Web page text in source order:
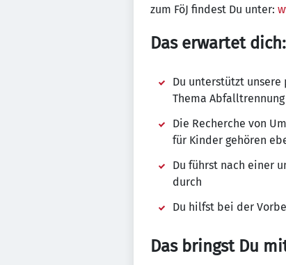
zum FöJ findest Du unter:
Das erwartet dich:
Du unterstützt
Thema Abfalltrennung
Die Recherche von
für Kinder gehören
Du führst nach einer
durch
Du hilfst bei der
Das bringst Du